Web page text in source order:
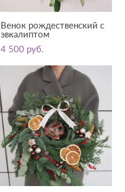
Венок рождественский с
эвкалиптом
4 500 pуб.